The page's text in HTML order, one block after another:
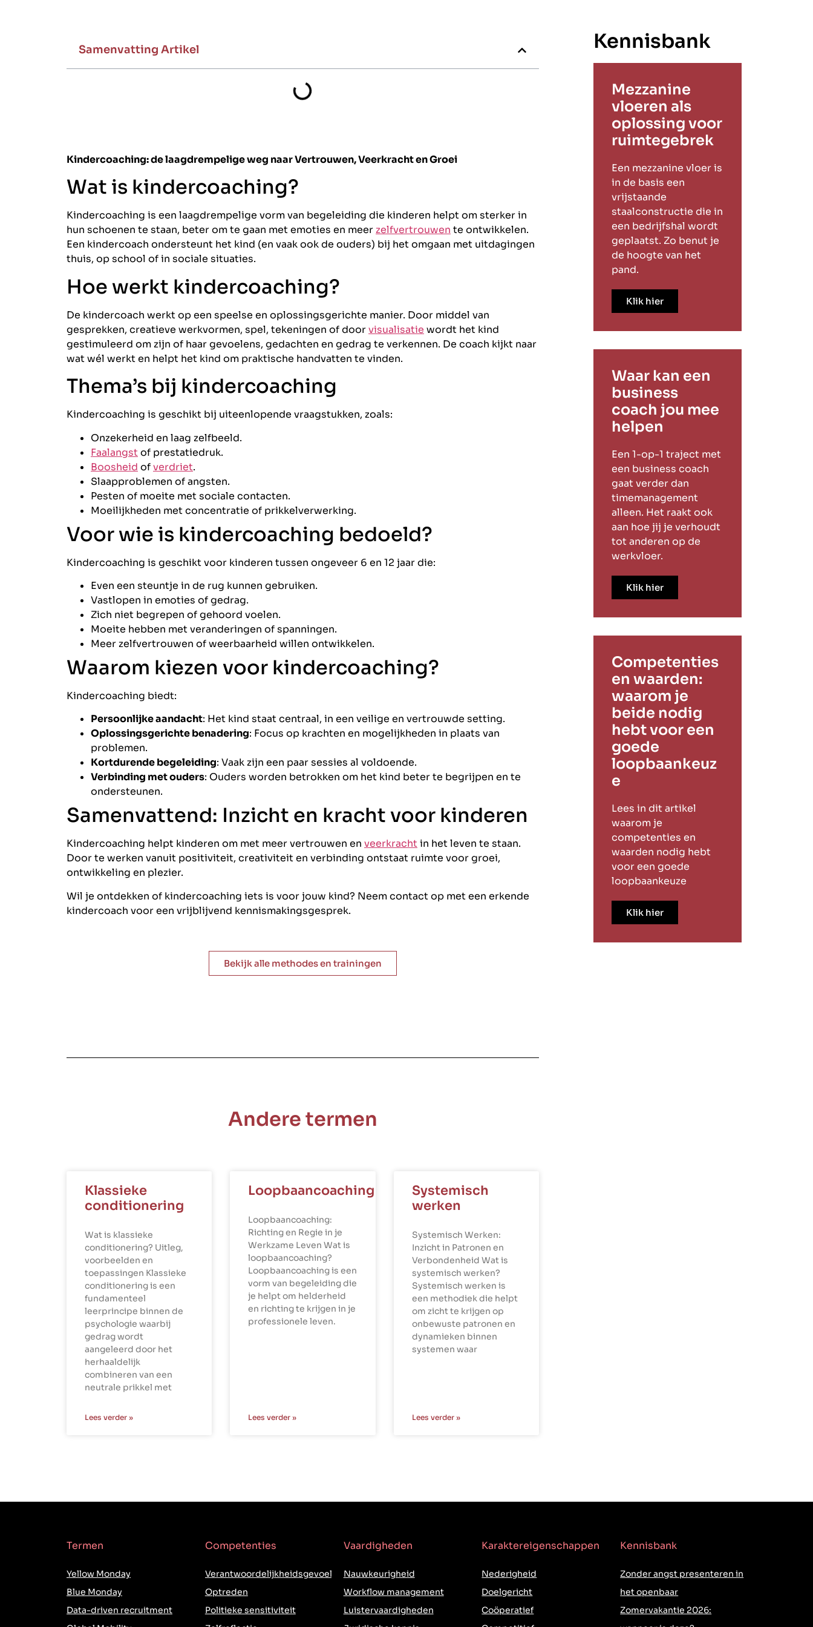
Samenvatting Artikel
Kindercoaching: de laagdrempelige weg naar Vertrouwen, Veerkracht en Groei
Wat is kindercoaching?
Kindercoaching is een laagdrempelige vorm van begeleiding die kinderen helpt om sterker in
hun schoenen te staan, beter om te gaan met emoties en meer zelfvertrouwen te ontwikkelen.
Een kindercoach ondersteunt het kind (en vaak ook de ouders) bij het omgaan met uitdagingen
thuis, op school of in sociale situaties.
Hoe werkt kindercoaching?
De kindercoach werkt op een speelse en oplossingsgerichte manier. Door middel van
gesprekken, creatieve werkvormen, spel, tekeningen of doorvisualisatie wordt het kind
gestimuleerd om zijn of haar gevoelens, gedachten en gedrag te verkennen. De coach kijkt naar
wat wél werkt en helpt het kind om praktische handvatten te vinden.
Thema’s bij kindercoaching
Kindercoaching is geschikt bij uiteenlopende vraagstukken, zoals:
Onzekerheid en laag zelfbeeld.
Faalangst of prestatiedruk.
Boosheid ofverdriet.
Slaapproblemen of angsten.
Pesten of moeite met sociale contacten.
Moeilijkheden met concentratie of prikkelverwerking.
Voor wie is kindercoaching bedoeld?
Kindercoaching is geschikt voor kinderen tussen ongeveer 6 en 12 jaar die:
Even een steuntje in de rug kunnen gebruiken.
Vastlopen in emoties of gedrag.
Zich niet begrepen of gehoord voelen.
Moeite hebben met veranderingen of spanningen.
Meer zelfvertrouwen of weerbaarheid willen ontwikkelen.
Waarom kiezen voor kindercoaching?
Kindercoaching biedt:
Persoonlijke aandacht: Het kind staat centraal, in een veilige en vertrouwde setting.
Oplossingsgerichte benadering: Focus op krachten en mogelijkheden in plaats van
problemen.
Kortdurende begeleiding: Vaak zijn een paar sessies al voldoende.
Verbinding met ouders: Ouders worden betrokken om het kind beter te begrijpen en te
ondersteunen.
Samenvattend: Inzicht en kracht voor kinderen
Kindercoaching helpt kinderen om met meer vertrouwen en veerkracht in het leven te staan.
Door te werken vanuit positiviteit, creativiteit en verbinding ontstaat ruimte voor groei,
ontwikkeling en plezier.
Wil je ontdekken of kindercoaching iets is voor jouw kind? Neem contact op met een erkende
kindercoach voor een vrijblijvend kennismakingsgesprek.
Bekijk alle methodes en trainingen
Andere termen
Klassieke
conditionering
Wat is klassieke
conditionering? Uitleg,
voorbeelden en
toepassingen Klassieke
conditionering is een
fundamenteel
leerprincipe binnen de
psychologie waarbij
gedrag wordt
aangeleerd door het
herhaaldelijk
combineren van een
neutrale prikkel met
Lees verder »
Loopbaancoaching
Loopbaancoaching:
Richting en Regie in je
Werkzame Leven Wat is
loopbaancoaching?
Loopbaancoaching is een
vorm van begeleiding die
je helpt om helderheid
en richting te krijgen in je
professionele leven.
Lees verder »
Systemisch
werken
Systemisch Werken:
Inzicht in Patronen en
Verbondenheid Wat is
systemisch werken?
Systemisch werken is
een methodiek die helpt
om zicht te krijgen op
onbewuste patronen en
dynamieken binnen
systemen waar
Lees verder »
Kennisbank
Mezzanine
vloeren als
oplossing voor
ruimtegebrek
Een mezzanine vloer is
in de basis een
vrijstaande
staalconstructie die in
een bedrijfshal wordt
geplaatst. Zo benut je
de hoogte van het
pand.
Klik hier
Waar kan een
business
coach jou mee
helpen
Een 1-op-1 traject met
een business coach
gaat verder dan
timemanagement
alleen. Het raakt ook
aan hoe jij je verhoudt
tot anderen op de
werkvloer.
Klik hier
Competenties
en waarden:
waarom je
beide nodig
hebt voor een
goede
loopbaankeuz
e
Lees in dit artikel
waarom je
competenties en
waarden nodig hebt
voor een goede
loopbaankeuze
Klik hier
Termen
Yellow Monday
Blue Monday
Data-driven recruitment
Competenties
Verantwoordelijkheidsgevoel
Optreden
Politieke sensitiviteit
Vaardigheden
Nauwkeurigheid
Workflow management
Luistervaardigheden
Karaktereigenschappen
Nederigheid
Doelgericht
Coöperatief
Kennisbank
Zonder angst presenteren in
het openbaar
Zomervakantie 2026: